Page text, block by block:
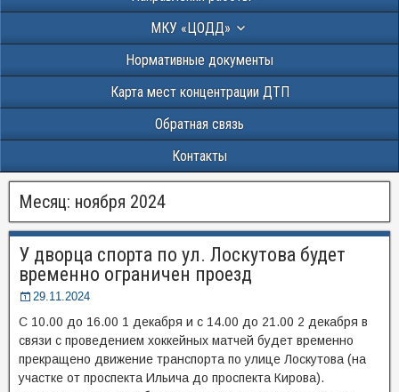
МКУ «ЦОДД»
Нормативные документы
Карта мест концентрации ДТП
Обратная связь
Контакты
Месяц: ноября 2024
У дворца спорта по ул. Лоскутова будет
временно ограничен проезд
29.11.2024
С 10.00 до 16.00 1 декабря и с 14.00 до 21.00 2 декабря в
связи с проведением хоккейных матчей будет временно
прекращено движение транспорта по улице Лоскутова (на
участке от проспекта Ильича до проспекта Кирова).